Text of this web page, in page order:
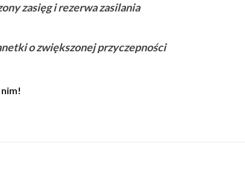
zasięg i rezerwa zasilania
o zwiększonej przyczepności